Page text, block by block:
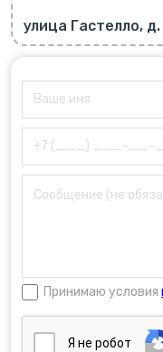
улица Гастелло,
Принимаю условия
Я нe poбoт